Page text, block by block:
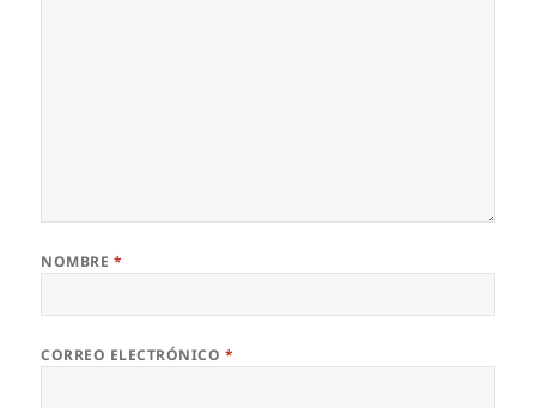
NOMBRE *
CORREO ELECTRÓNICO *